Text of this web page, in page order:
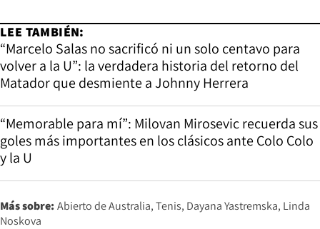
LEE TAMBIÉN:
“Marcelo Salas no sacrificó ni un solo centavo para
volver a la U”: la verdadera historia del retorno del
Matador que desmiente a Johnny Herrera
“Memorable para mí”: Milovan Mirosevic recuerda sus
goles más importantes en los clásicos ante Colo Colo
y la U
Más sobre: Abierto de Australia Tenis Dayana Yastremska Linda
Noskova